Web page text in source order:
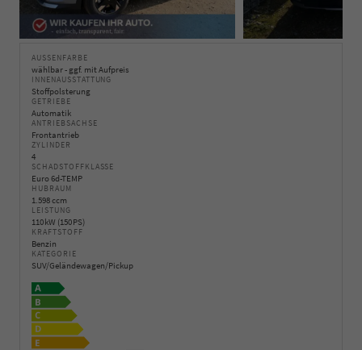
AUSSENFARBE
wählbar - ggf. mit Aufpreis
INNENAUSSTATTUNG
Stoffpolsterung
GETRIEBE
Automatik
ANTRIEBSACHSE
Frontantrieb
ZYLINDER
4
SCHADSTOFFKLASSE
Euro 6d-TEMP
HUBRAUM
1.598 ccm
LEISTUNG
110 kW (150 PS)
KRAFTSTOFF
Benzin
KATEGORIE
SUV/Geländewagen/Pickup